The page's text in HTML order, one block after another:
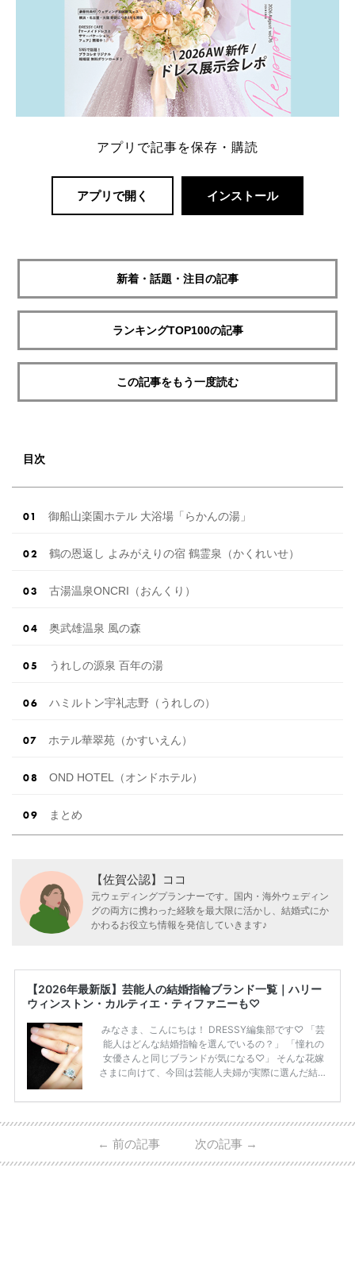
アプリで記事を保存・購読
アプリで開く インストール
新着・話題・注目の記事
ランキングTOP100の記事
この記事をもう一度読む
目次
御船山楽園ホテル 大浴場「らかんの湯」
鶴の恩返し よみがえりの宿 鶴霊泉（かくれいせ）
古湯温泉ONCRI（おんくり）
奥武雄温泉 風の森
うれしの源泉 百年の湯
ハミルトン宇礼志野（うれしの）
ホテル華翠苑（かすいえん）
OND HOTEL（オンドホテル）
まとめ
【佐賀公認】ココ
元ウェディングプランナーです。国内・海外ウェディン
グの両方に携わった経験を最大限に活かし、結婚式にか
かわるお役立ち情報を発信していきます♪
【2026年最新版】芸能人の結婚指輪ブランド一覧｜ハリー
ウィンストン・カルティエ・ティファニーも♡
みなさま、こんにちは！ DRESSY編集部です♡ 「芸
能人はどんな結婚指輪を選んでいるの？」 「憧れの
女優さんと同じブランドが気になる♡」 そんな花嫁
さまに向けて、今回は芸能人夫婦が実際に選んだ結婚
ーウィンストンやカルティエ、ティファニーなど世界
日本で人気のブランドまで幅広くご紹介。 さらに、
・愛用している芸能人夫婦 ・リングの特徴や魅力 ・
← 前の記事 次の記事 →